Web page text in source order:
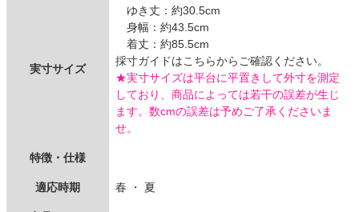
実寸サイズ
ゆき丈：約30.5cm
身幅：約43.5cm
着丈：約85.5cm
採寸ガイドはこちらからご確認ください。
★実寸サイズは平台に平置きして外寸を測定
しており、商品によっては若干の誤差が生じ
ます。数cmの誤差は予めご了承くださいま
せ。
特徴・仕様
適応時期 春 ・ 夏